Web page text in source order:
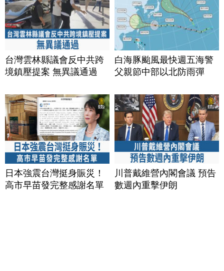
台灣雲林縣議會反中共跨
境鎮壓提案 無異議通過
白海豚颱風最快週五海警
父親節中部以北防雨彈
日本強震台灣挺身賑災！
高市早苗發完整感謝名單
川普戴維營內閣會議 預告
數週內重擊伊朗